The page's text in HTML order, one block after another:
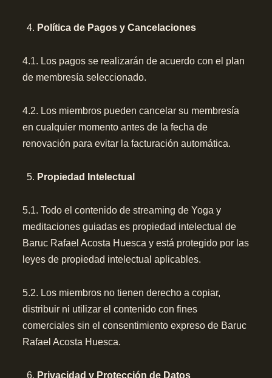
Política de Pagos y Cancelaciones
4.1. Los pagos se realizarán de acuerdo con el plan
de membresía seleccionado.
4.2. Los miembros pueden cancelar su membresía
en cualquier momento antes de la fecha de
renovación para evitar la facturación automática.
Propiedad Intelectual
5.1. Todo el contenido de streaming de Yoga y
meditaciones guiadas es propiedad intelectual de
Baruc Rafael Acosta Huesca y está protegido por las
leyes de propiedad intelectual aplicables.
5.2. Los miembros no tienen derecho a copiar,
distribuir ni utilizar el contenido con fines
comerciales sin el consentimiento expreso de Baruc
Rafael Acosta Huesca.
Privacidad y Protección de Datos